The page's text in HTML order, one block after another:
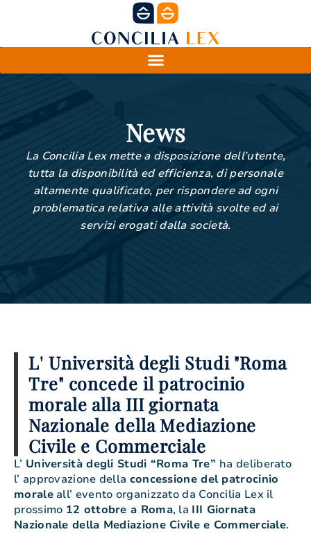
News
La Concilia Lex mette a disposizione dell’utente,
tutta la disponibilità ed efficienza, di personale
altamente qualificato, per rispondere ad ogni
problematica relativa alle attività svolte ed ai
servizi erogati dalla società.
L' Università degli Studi "Roma
Tre" concede il patrocinio
morale alla III giornata
Nazionale della Mediazione
Civile e Commerciale
L’ Università degli Studi “Roma Tre” ha deliberato
l’ approvazione della concessione del patrocinio
moraleall’ evento organizzato da Concilia Lex il
prossimo 12 ottobre a Roma, la III Giornata
Nazionale della Mediazione Civile e Commerciale.